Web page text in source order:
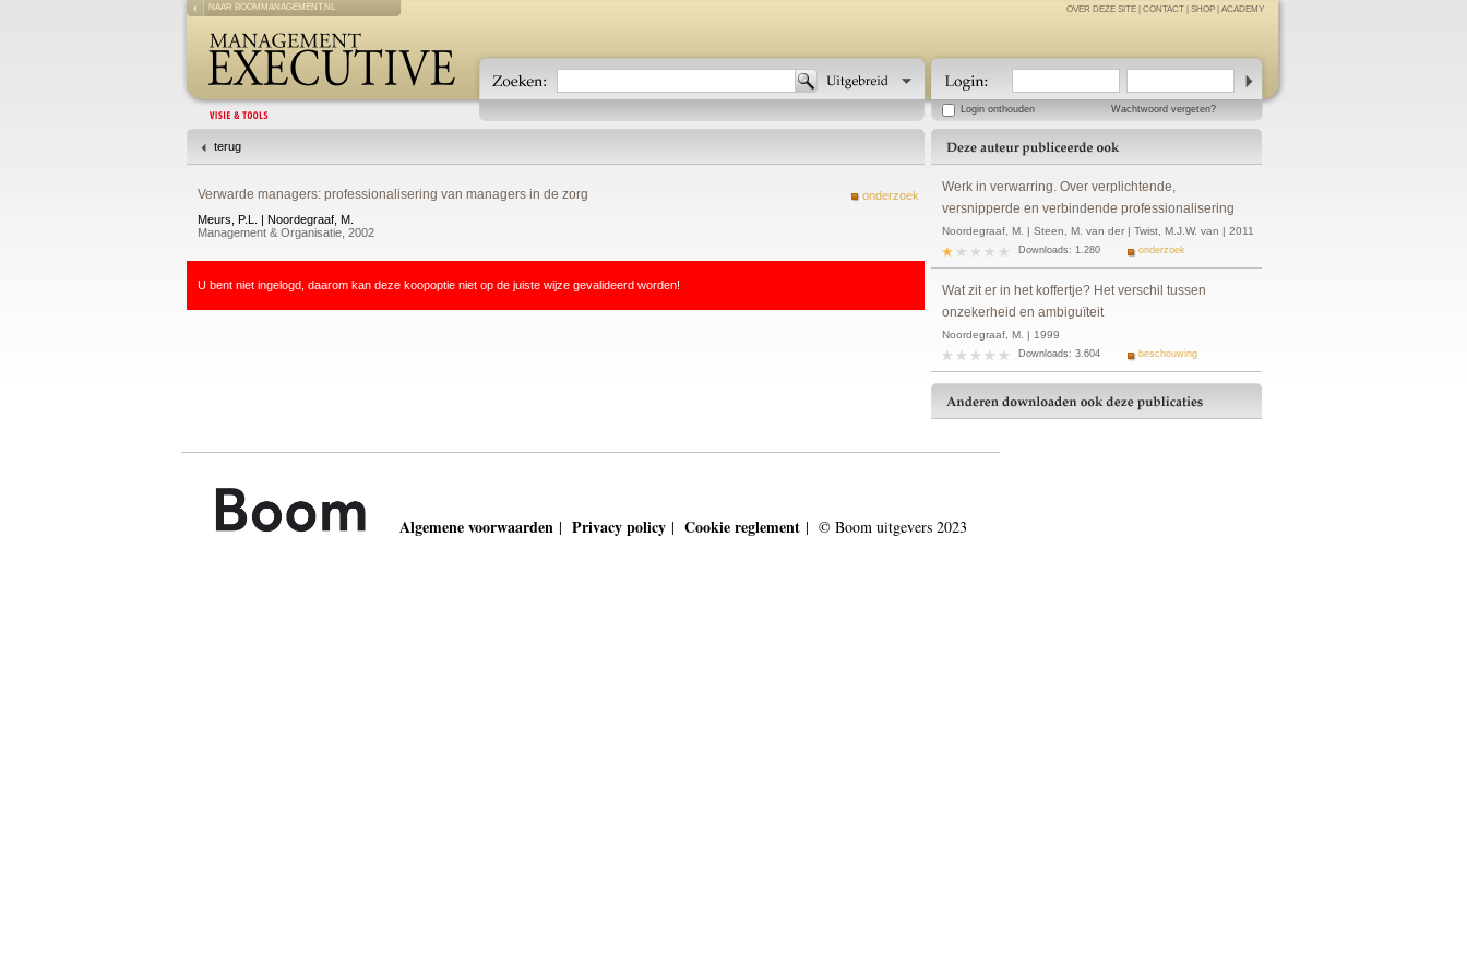
NAAR BOOMMANAGEMENT.NL OVER DEZE SITE CONTACT SHOP ACADEMY
Login onthouden Wachtwoord vergeten?
terug
onderzoek
Verwarde managers: professionalisering van managers in de zorg
Meurs, P.L. | Noordegraaf, M.
Management & Organisatie, 2002
U bent niet ingelogd, daarom kan deze koopoptie niet op de juiste wijze gevalideerd worden!
Werk in verwarring. Over verplichtende,
versnipperde en verbindende professionalisering
Noordegraaf, M. | Steen, M. van der | Twist, M.J.W. van | 2011
Downloads: 1.280 onderzoek
Wat zit er in het koffertje? Het verschil tussen
onzekerheid en ambiguïteit
Noordegraaf, M. | 1999
Downloads: 3.604 beschouwing
Algemene voorwaarden | Privacy policy | Cookie reglement | © Boom uitgevers 2023